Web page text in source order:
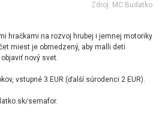
Zdroj: MC Budatko
hračkami na rozvoj hrubej i jemnej motoriky
miest je obmedzený, aby malli deti
nový svet.
vstupné 3 EUR (ďalší súrodenci 2 EUR).
semafor.